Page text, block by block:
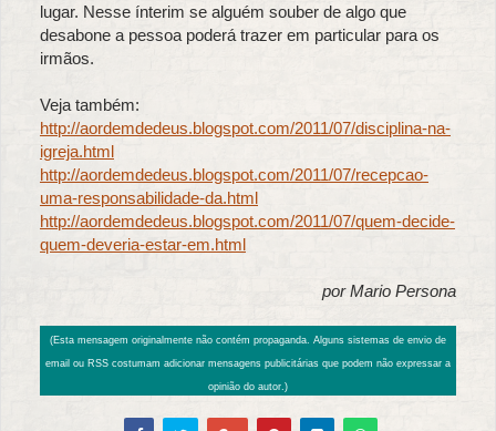
lugar. Nesse ínterim se alguém souber de algo que
desabone a pessoa poderá trazer em particular para os
irmãos.
Veja também:
http://aordemdedeus.blogspot.com/2011/07/disciplina-na-
igreja.html
http://aordemdedeus.blogspot.com/2011/07/recepcao-
uma-responsabilidade-da.html
http://aordemdedeus.blogspot.com/2011/07/quem-decide-
quem-deveria-estar-em.html
por Mario Persona
(Esta mensagem originalmente não contém propaganda. Alguns sistemas de envio de
email ou RSS costumam adicionar mensagens publicitárias que podem não expressar a
opinião do autor.)